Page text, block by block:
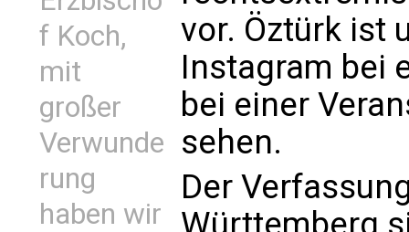
f Koch,
mit
großer
Verwunde
rung
haben wir
vor. Öztürk ist
Instagram bei
bei einer
sehen.
Der